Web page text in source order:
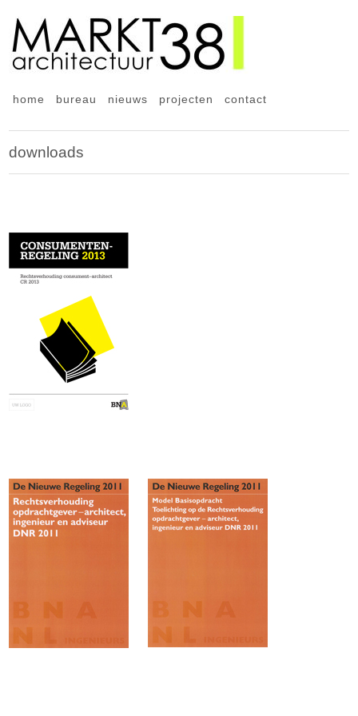
home bureau nieuws projecten contact
downloads